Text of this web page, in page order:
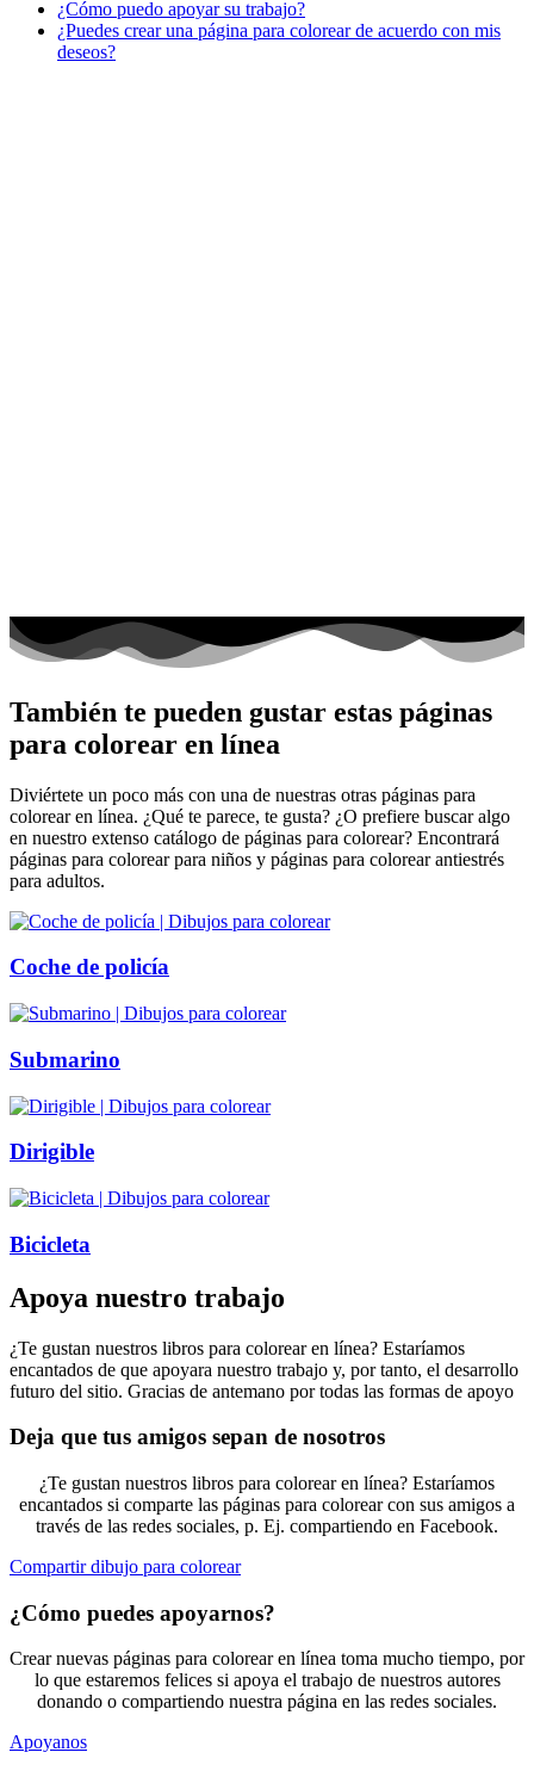
Libros para colorear para niños
Nezaradené
¿Cómo puedo apoyar su trabajo?
¿Puedes crear una página para colorear de acuerdo con mis
deseos?
También te pueden gustar estas páginas
para colorear en línea
Diviértete un poco más con una de nuestras otras páginas para
colorear en línea. ¿Qué te parece, te gusta? ¿O prefiere buscar algo
en nuestro extenso catálogo de páginas para colorear? Encontrará
páginas para colorear para niños y páginas para colorear antiestrés
para adultos.
Coche de policía
Submarino
Dirigible
Bicicleta
Apoya nuestro trabajo
¿Te gustan nuestros libros para colorear en línea? Estaríamos
encantados de que apoyara nuestro trabajo y, por tanto, el desarrollo
futuro del sitio. Gracias de antemano por todas las formas de apoyo
Deja que tus amigos sepan de nosotros
¿Te gustan nuestros libros para colorear en línea? Estaríamos
encantados si comparte las páginas para colorear con sus amigos a
través de las redes sociales, p. Ej. compartiendo en Facebook.
Compartir dibujo para colorear
¿Cómo puedes apoyarnos?
Crear nuevas páginas para colorear en línea toma mucho tiempo, por
lo que estaremos felices si apoya el trabajo de nuestros autores
donando o compartiendo nuestra página en las redes sociales.
Apoyanos